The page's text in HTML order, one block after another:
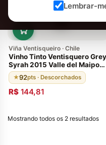
Lembrar-
Viña Ventisqueiro · Chile
Vinho Tinto Ventisquero Grey
Syrah 2015 Valle del Maipo
Chileno 92 Pontos
★92pts · Descorchados
R$ 144,81
Mostrando todos os 2 resultados